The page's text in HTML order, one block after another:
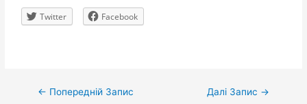
Twitter Facebook
Навігація
← Попередній Запис Далі Запис →